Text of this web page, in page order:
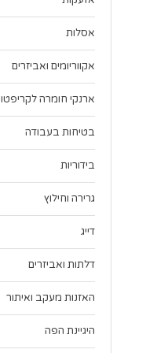
אסלות
אקווריומים ואביזרים
ארנקי חומרה לקריפטו
בטיחות בעבודה
בידוריות
גרירה וחילוץ
דייג
דלתות ואביזרים
האזנות מעקב ואיתור
היגיינת הפה